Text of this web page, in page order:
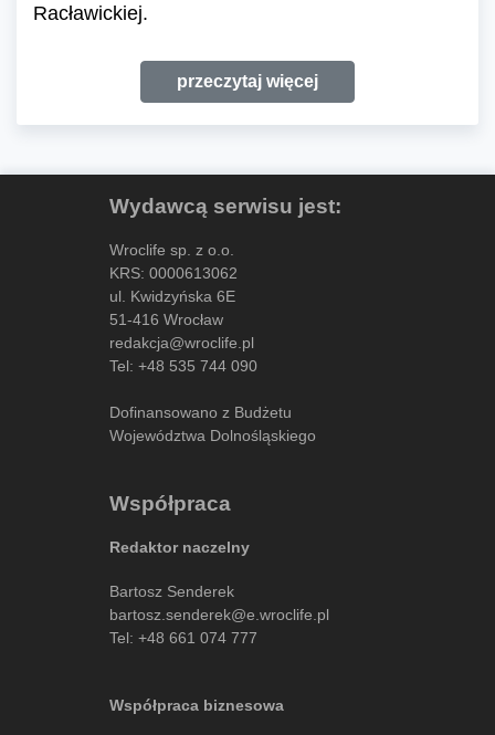
Racławickiej.
przeczytaj więcej
Wydawcą serwisu jest:
Wroclife sp. z o.o.
KRS: 0000613062
ul. Kwidzyńska 6E
51-416 Wrocław
redakcja@wroclife.pl
Tel: +48 535 744 090
Dofinansowano z Budżetu
Województwa Dolnośląskiego
Współpraca
Redaktor naczelny
Bartosz Senderek
bartosz.senderek@e.wroclife.pl
Tel: +48 661 074 777
Współpraca biznesowa